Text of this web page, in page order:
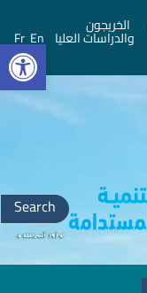
الخريجون
والدراسات العليا En
Fr
Search
for: